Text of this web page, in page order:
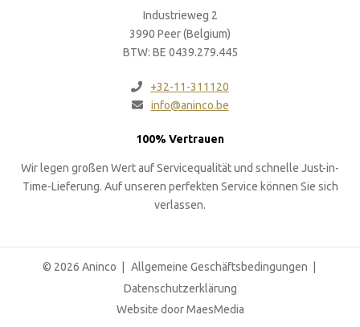
Industrieweg 2
3990 Peer (Belgium)
BTW: BE 0439.279.445
+32-11-311120
info@aninco.be
100% Vertrauen
Wir legen großen Wert auf Servicequalität und schnelle Just-in-
Time-Lieferung. Auf unseren perfekten Service können Sie sich
verlassen.
© 2026 Aninco
Allgemeine Geschäftsbedingungen
Datenschutzerklärung
Website door MaesMedia